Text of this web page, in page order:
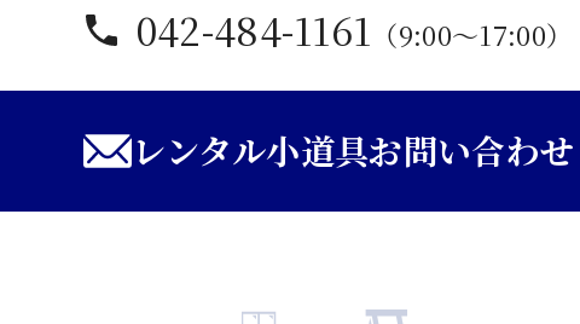
042-484-1161 （9:00〜17:00）
レンタル小道具お問い合わせ